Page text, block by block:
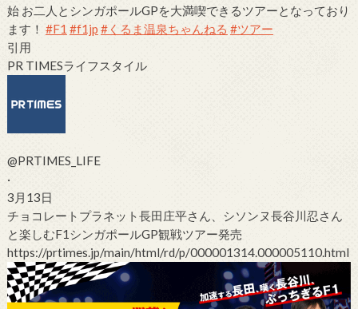
始お二人とシンガポールGPを大満喫できるツアーとなっており
ます！ #F1 #f1jp #くるま温泉ちゃんねる #ツアー
引用
PR TIMESライフスタイル
@PRTIMES_LIFE
·
3月13日
チョコレートプラネット長田庄平さん、シソンヌ長谷川忍さん
と楽しむF1シンガポールGP観戦ツアー発売
https://prtimes.jp/main/html/rd/p/000001314.000005110.html